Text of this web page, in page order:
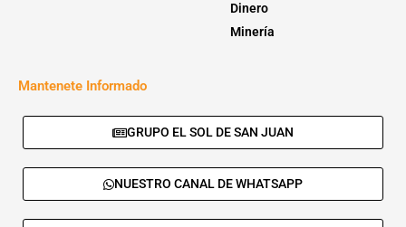
Dinero
Minería
Mantenete Informado
GRUPO EL SOL DE SAN JUAN
NUESTRO CANAL DE WHATSAPP